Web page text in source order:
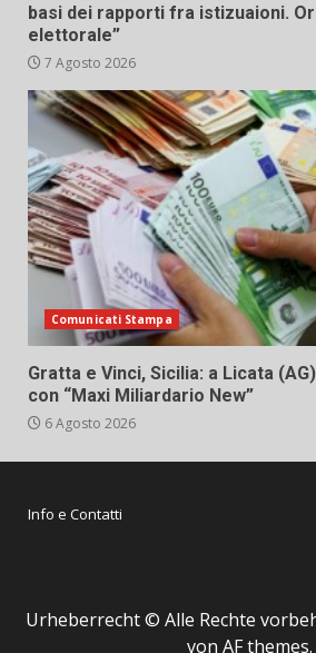
basi dei rapporti fra istizuaioni.
elettorale”
7 Agosto 2026
Comunicati Stampa
Gratta e Vinci, Sicilia: a Licata
con “Maxi Miliardario New”
6 Agosto 2026
Info e Contatti
Urheberrecht © Alle Rechte
von AF themes.